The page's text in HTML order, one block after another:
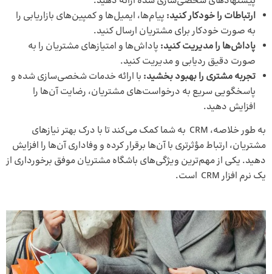
ارتباطات را خودکار کنید: پیام‌ها، ایمیل‌ها و کمپین‌های بازاریابی را
به صورت خودکار برای مشتریان ارسال کنید.
پاداش‌ها را مدیریت کنید: پاداش‌ها و امتیازهای مشتریان را به
صورت دقیق ردیابی و مدیریت کنید.
تجربه مشتری را بهبود بخشید: با ارائه خدمات شخصی‌سازی شده و
پاسخگویی سریع به درخواست‌های مشتریان، رضایت آن‌ها را
افزایش دهید.
به طور خلاصه، CRM به شما کمک می‌کند تا با درک بهتر نیازهای
مشتریان، ارتباط مؤثرتری با آن‌ها برقرار کرده و وفاداری آن‌ها را افزایش
دهید. یکی از مهم‌ترین ویژگی‌های باشگاه مشتریان موفق برخورداری از
یک نرم افزار CRM است.